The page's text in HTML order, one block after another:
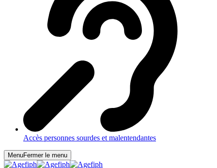
Accès personnes sourdes et malentendantes
MenuFermer le menu